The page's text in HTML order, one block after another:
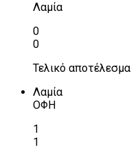
Λαμία
0
0
Τελικό αποτέλεσμα
Λαμία
ΟΦΗ
1
1